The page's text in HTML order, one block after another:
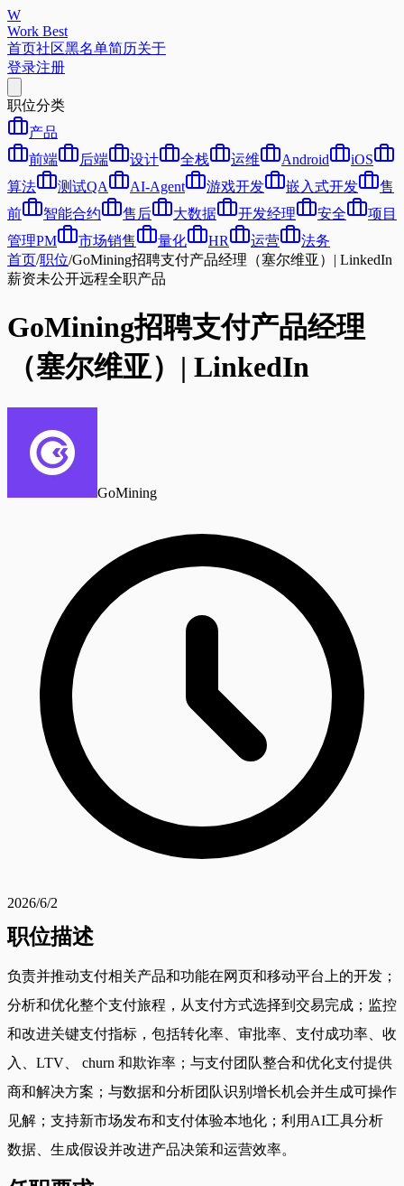
W
Work Best
首页社区黑名单简历关于
登录注册
职位分类
产品
前端
后端 设计 全栈 运维 Android
iOS
算法
测试QA AI-Agent 游戏开发 嵌入式开发
售
前
智能合约 售后 大数据 开发经理 安全
项目
管理PM
市场销售 量化 HR 运营
法务
首页/职位/GoMining招聘支付产品经理（塞尔维亚）| LinkedIn
薪资未公开远程全职产品
GoMining招聘支付产品经理
（塞尔维亚）| LinkedIn
GoMining
2026/6/2
职位描述
负责并推动支付相关产品和功能在网页和移动平台上的开发；
分析和优化整个支付旅程，从支付方式选择到交易完成；监控
和改进关键支付指标，包括转化率、审批率、支付成功率、收
入、LTV、 churn 和欺诈率；与支付团队整合和优化支付提供
商和解决方案；与数据和分析团队识别增长机会并生成可操作
见解；支持新市场发布和支付体验本地化；利用AI工具分析
数据、生成假设并改进产品决策和运营效率。